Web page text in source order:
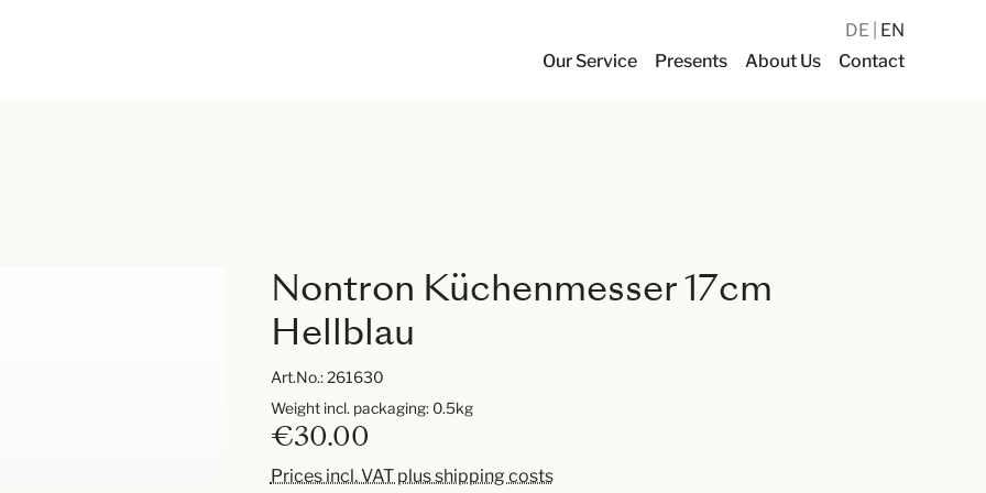
Our Service Presents About Us Contact
DE EN
Nontron Küchenmesser 17cm
Hellblau
Art.No.:261630
€30.00
Prices incl. VAT plus shipping costs
Weight incl. packaging: 0.5kg